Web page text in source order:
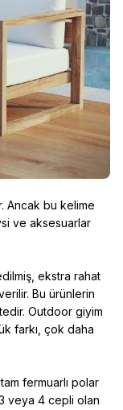
Ancak bu kelime
ve aksesuarlar
ekstra rahat
Bu ürünlerin
Outdoor giyim
farkı, çok daha
fermuarlı polar
veya 4 cepli olan